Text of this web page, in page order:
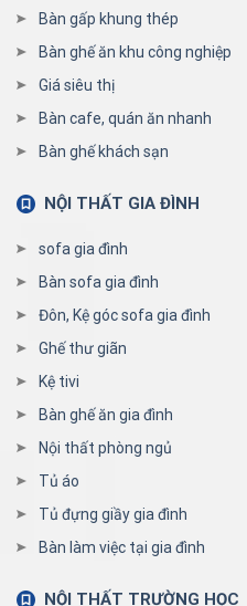
Bàn gấp khung thép
Bàn ghế ăn khu công nghiệp
Giá siêu thị
Bàn cafe, quán ăn nhanh
Bàn ghế khách sạn
NỘI THẤT GIA ĐÌNH
sofa gia đình
Bàn sofa gia đình
Đôn, Kệ góc sofa gia đình
Ghế thư giãn
Kệ tivi
Bàn ghế ăn gia đình
Nội thất phòng ngủ
Tủ áo
Tủ đựng giầy gia đình
Bàn làm việc tại gia đình
NỘI THẤT TRƯỜNG HỌC